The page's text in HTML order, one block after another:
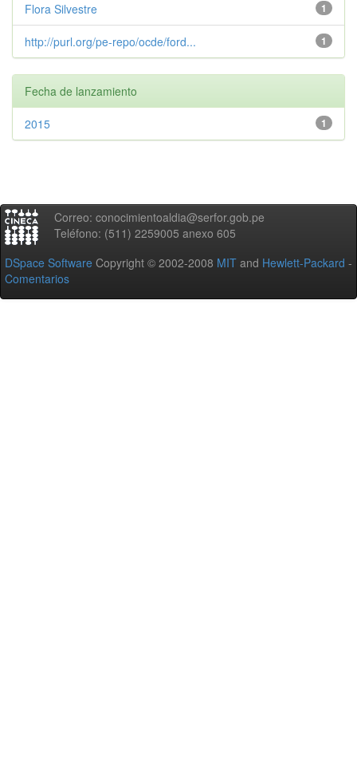
1
Flora Silvestre
1
http://purl.org/pe-repo/ocde/ford...
Fecha de lanzamiento
1
2015
Correo: conocimientoaldia@serfor.gob.pe
Teléfono: (511) 2259005 anexo 605
DSpace Software Copyright © 2002-2008 MIT and Hewlett-Packard -
Comentarios